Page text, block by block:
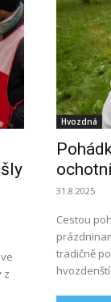
z
Hvozdná
31.8.2025
Cestou
tradičně